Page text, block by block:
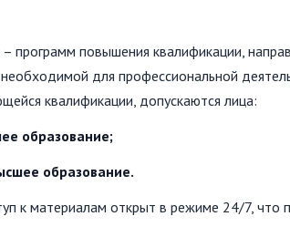
программ повышения квалификации,
для профессиональной
квалификации, допускаются лица:
образование;
образование.
к материалам открыт в режиме 24/7, что